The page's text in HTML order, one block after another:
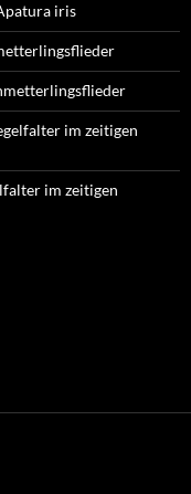
iris
im zeitigen
im zeitigen